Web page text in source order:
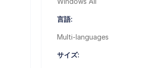
言語:
Multi-languages
サイズ: